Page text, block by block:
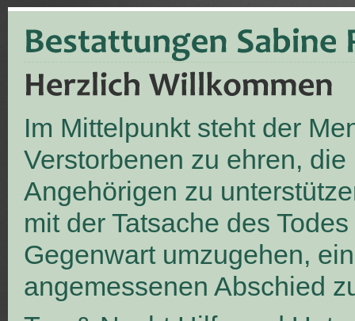
Im Mittelpunkt steht der
Verstorbenen zu ehren, die
Angehörigen zu
mit der Tatsache des
Gegenwart umzugehen,
angemessenen Abschied